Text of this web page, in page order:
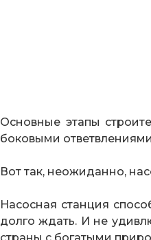
Основные этапы
боковыми
Вот так, неожиданно,
Насосная станция
долго ждать. И не